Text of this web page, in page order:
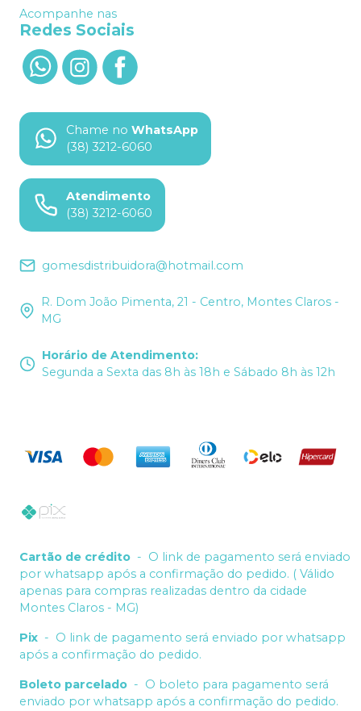
Acompanhe nas
Redes Sociais
Chame no WhatsApp
(38) 3212-6060
Atendimento
(38) 3212-6060
gomesdistribuidora@hotmail.com
R. Dom João Pimenta, 21 - Centro, Montes Claros -
MG
Horário de Atendimento:
Segunda a Sexta das 8h às 18h e Sábado 8h às 12h
Cartão de crédito - O link de pagamento será enviado
por whatsapp após a confirmação do pedido. ( Válido
apenas para compras realizadas dentro da cidade
Montes Claros - MG)
Pix - O link de pagamento será enviado por whatsapp
após a confirmação do pedido.
Boleto parcelado - O boleto para pagamento será
enviado por whatsapp após a confirmação do pedido.